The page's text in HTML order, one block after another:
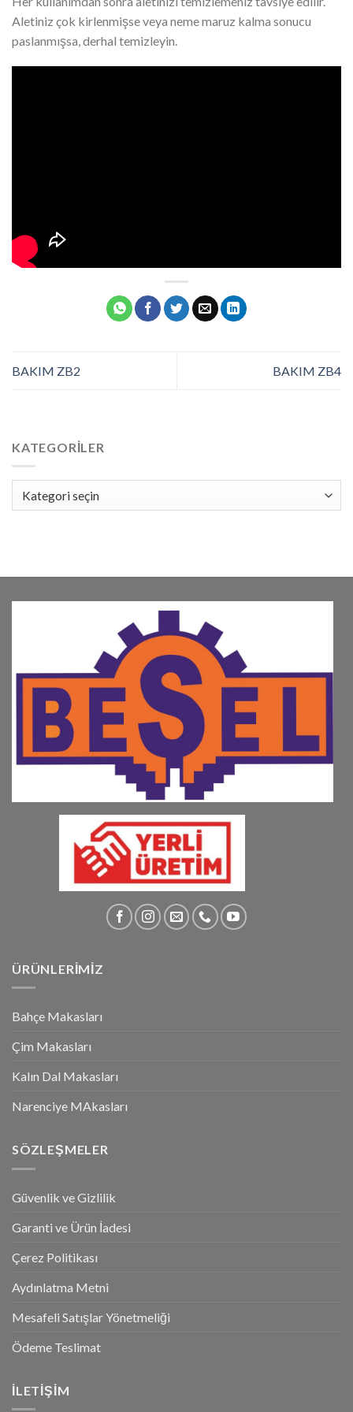
KATEGORILER
Kategoriler
Aletiniz çok kirlenmişse veya neme maruz kalma sonucu
paslanmışsa, derhal temizleyin.
BAKIM ZB2 BAKIM ZB4
ÜRÜNLERİMİZ
Bahçe Makasları
Çim Makasları
Kalın Dal Makasları
Narenciye MAkasları
SÖZLEŞMELER
Güvenlik ve Gizlilik
Garanti ve Ürün İadesi
Çerez Politikası
Aydınlatma Metni
Mesafeli Satışlar Yönetmeliği
Ödeme Teslimat
İLETİŞİM